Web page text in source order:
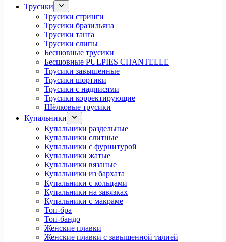
Трусики
Трусики стринги
Трусики бразильяна
Трусики танга
Трусики слипы
Бесшовные трусики
Бесшовные PULPIES CHANTELLE
Трусики завышенные
Трусики шортики
Трусики с надписями
Трусики корректирующие
Шёлковые трусики
Купальники
Купальники раздельные
Купальники слитные
Купальники с фурнитурой
Купальники жатые
Купальники вязаные
Купальники из бархата
Купальники с кольцами
Купальники на завязках
Купальники с макраме
Топ-бра
Топ-бандо
Женские плавки
Женские плавки с завышенной талией